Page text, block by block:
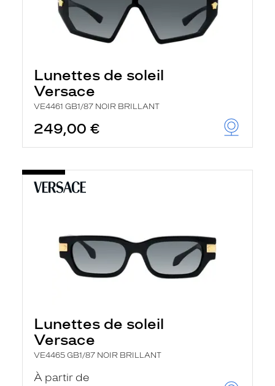
Lunettes de soleil
Versace
VE4461 GB1/87 NOIR BRILLANT
249,00 €
Lunettes de soleil
Versace
VE4465 GB1/87 NOIR BRILLANT
À partir de